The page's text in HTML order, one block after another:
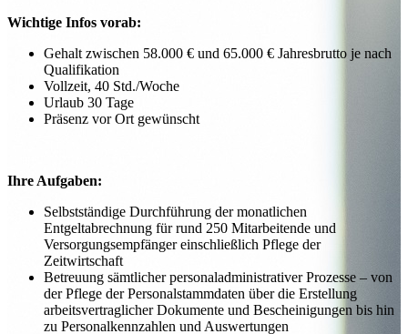
Wichtige Infos vorab:
Gehalt zwischen 58.000 € und 65.000 € Jahresbrutto je nach
Qualifikation
Vollzeit, 40 Std./Woche
Urlaub 30 Tage
Präsenz vor Ort gewünscht
Ihre Aufgaben:
Selbstständige Durchführung der monatlichen
Entgeltabrechnung für rund 250 Mitarbeitende und
Versorgungsempfänger einschließlich Pflege der
Zeitwirtschaft
Betreuung sämtlicher personaladministrativer Prozesse – von
der Pflege der Personalstammdaten über die Erstellung
arbeitsvertraglicher Dokumente und Bescheinigungen bis hin
zu Personalkennzahlen und Auswertungen